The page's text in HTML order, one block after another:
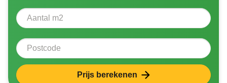
Aantal vierkante meter
Postcode
Prijs berekenen